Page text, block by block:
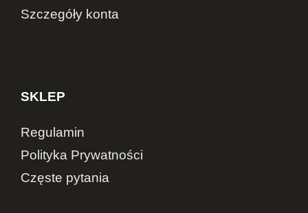
Szczegóły konta
SKLEP
Regulamin
Polityka Prywatności
Częste pytania